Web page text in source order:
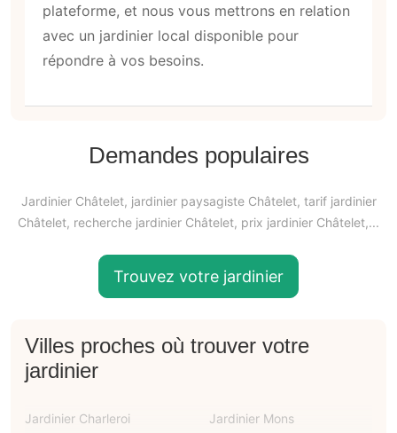
plateforme, et nous vous mettrons en relation
avec un jardinier local disponible pour
répondre à vos besoins.
Demandes populaires
Jardinier Châtelet, jardinier paysagiste Châtelet, tarif jardinier
Châtelet, recherche jardinier Châtelet, prix jardinier Châtelet,...
Trouvez votre jardinier
Villes proches où trouver votre
jardinier
Jardinier Charleroi
Jardinier Mons